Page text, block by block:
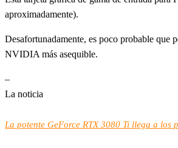
aproximadamente).
Desafortunadamente, es poco probable que
NVIDIA más asequible.
–
La noticia
La potente GeForce RTX 3080 Ti llega a los